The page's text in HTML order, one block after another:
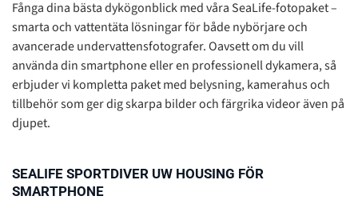
Fånga dina bästa dykögonblick med våra SeaLife-fotopaket –
smarta och vattentäta lösningar för både nybörjare och
avancerade undervattensfotografer. Oavsett om du vill
använda din smartphone eller en professionell dykamera, så
erbjuder vi kompletta paket med belysning, kamerahus och
tillbehör som ger dig skarpa bilder och färgrika videor även på
djupet.
SEALIFE SPORTDIVER UW HOUSING FÖR
SMARTPHONE